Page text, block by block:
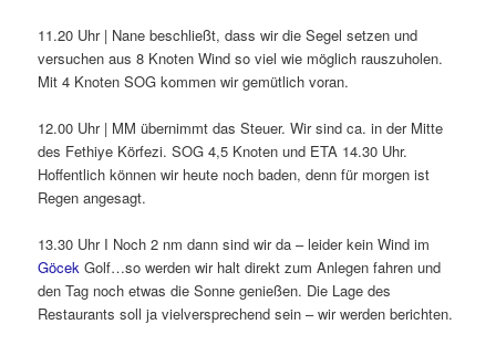
11.20 Uhr | Nane beschließt, dass wir die Segel setzen und
versuchen aus 8 Knoten Wind so viel wie möglich rauszuholen.
Mit 4 Knoten SOG kommen wir gemütlich voran.
12.00 Uhr | MM übernimmt das Steuer. Wir sind ca. in der Mitte
des Fethiye Körfezi. SOG 4,5 Knoten und ETA 14.30 Uhr.
Hoffentlich können wir heute noch baden, denn für morgen ist
Regen angesagt.
13.30 Uhr I Noch 2 nm dann sind wir da – leider kein Wind im
Göcek Golf…so werden wir halt direkt zum Anlegen fahren und
den Tag noch etwas die Sonne genießen. Die Lage des
Restaurants soll ja vielversprechend sein – wir werden berichten.